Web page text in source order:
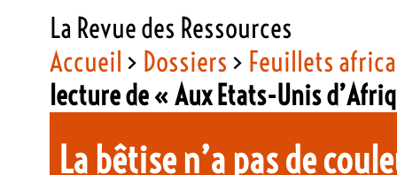
La Revue des Ressources
Accueil > Dossiers > Feuillets
lecture de « Aux Etats-Unis
La bêtise n’a pas de